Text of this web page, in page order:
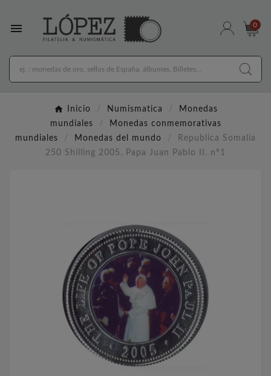
 0
Inicio Numismatica
Monedas
mundiales
Monedas conmemorativas
mundiales
Monedas del mundo
Republica Somalia
250 Shilling 2005. Papa Juan Pablo II. nº1